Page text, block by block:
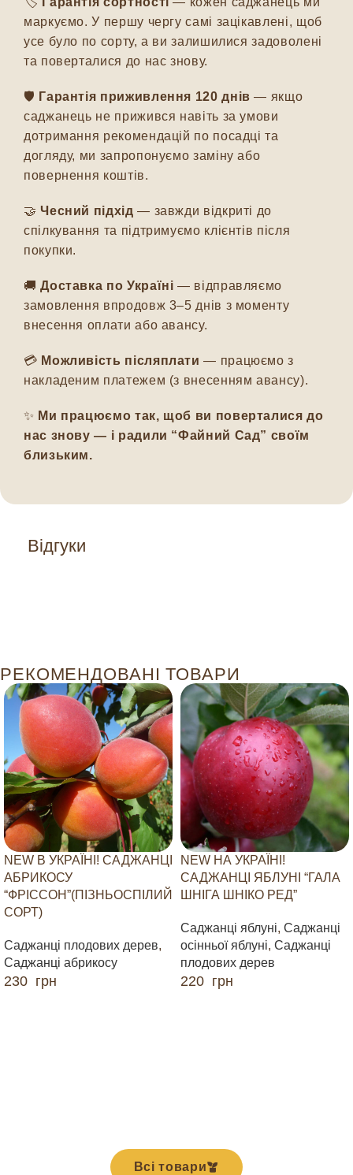
Відгуки
маркуємо. У першу чергу самі зацікавлені, щоб
усе було по сорту, а ви залишилися задоволені
та поверталися до нас знову.
🛡️ Гарантія приживлення 120 днів — якщо
саджанець не прижився навіть за умови
дотримання рекомендацій по посадці та
догляду, ми запропонуємо заміну або
повернення коштів.
🤝Чесний підхід — завжди відкриті до
спілкування та підтримуємо клієнтів після
покупки.
🚚Доставка по Україні — відправляємо
замовлення впродовж 3–5 днів з моменту
внесення оплати або авансу.
💳 Можливість післяплати — працюємо з
накладеним платежем (з внесенням авансу).
✨ Ми працюємо так, щоб ви поверталися до
нас знову — і радили “Файний Сад” своїм
близьким.
РЕКОМЕНДОВАНІ ТОВАРИ
NEW В УКРАЇНІ! САДЖАНЦІ
АБРИКОСУ
“ФРІССОН”(ПІЗНЬОСПІЛИЙ
СОРТ)
Саджанці плодових дерев,
Саджанці абрикосу
230 грн
NEW НА УКРАЇНІ!
САДЖАНЦІ ЯБЛУНІ “ГАЛА
ШНІГА ШНІКО РЕД”
Саджанці яблуні, Саджанці
осінньої яблуні, Саджанці
плодових дерев
220 грн
Всі товари